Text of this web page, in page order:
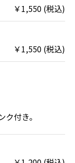
￥1,550 (税込)
￥1,550 (税込)
付き。